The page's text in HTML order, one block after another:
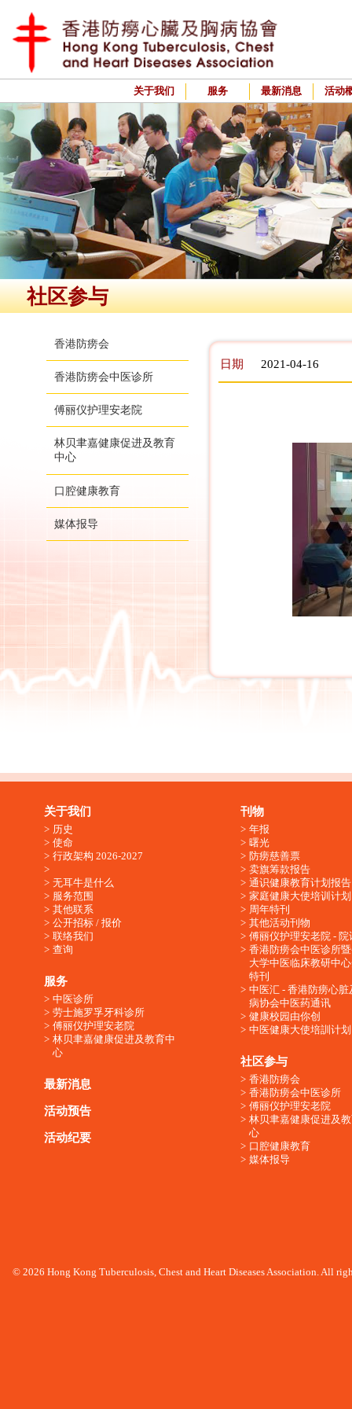
关于我们 服务 最新消息 活动
社区参与
香港防痨会
香港防痨会中医诊所
傅丽仪护理安老院
林贝聿嘉健康促进及教育
中心
口腔健康教育
媒体报导
日期 2021-04-16
关于我们
历史
使命
行政架构 2026-2027
无耳牛是什么
服务范围
其他联系
公开招标 / 报价
联络我们
查询
服务
中医诊所
劳士施罗孚牙科诊所
傅丽仪护理安老院
林贝聿嘉健康促进及教育中
心
最新消息
活动预告
活动纪要
刊物
年报
曙光
防痨慈善票
卖旗筹款报告
通识健康教育计划报告
家庭健康大使培训计划
周年特刊
其他活动刊物
傅丽仪护理安老院 - 院
香港防痨会中医诊所
大学中医临床教研中
特刊
中医汇 - 香港防痨心脏
病协会中医药通讯
健康校园由你创
中医健康大使培訓计划
社区参与
香港防痨会
香港防痨会中医诊所
傅丽仪护理安老院
林贝聿嘉健康促进及
心
口腔健康教育
媒体报导
© 2026 Hong Kong Tuberculosis, Chest and Heart Diseases Association. All